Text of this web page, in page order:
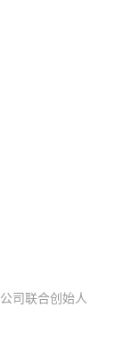
公司联合创始人